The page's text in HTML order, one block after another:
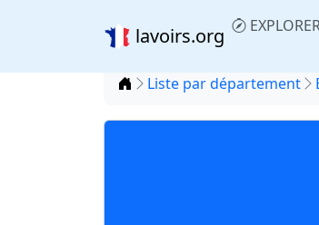
lavoirs.org
Accueil
Liste par département